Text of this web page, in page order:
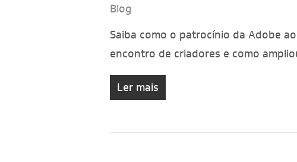
Blog
Saiba como o patrocínio da Adobe
encontro de criadores e como
Ler mais